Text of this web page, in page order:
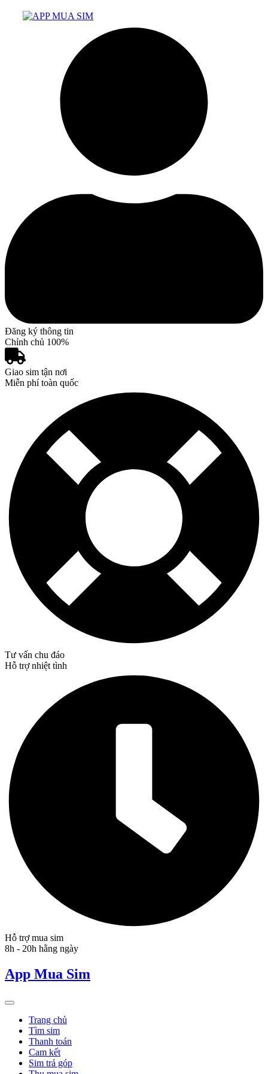
Đăng ký thông tin
Chỉnh chủ 100%
Giao sim tận nơi
Miễn phí toàn quốc
Tư vấn chu đáo
Hỗ trợ nhiệt tình
Hỗ trợ mua sim
8h - 20h hằng ngày
App Mua Sim
Trang chủ
Tìm sim
Thanh toán
Cam kết
Sim trả góp